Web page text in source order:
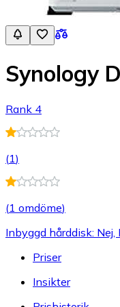
Synology
Rank 4
(1)
(1 omdöme)
Inbyggd hårddisk:
Priser
Insikter